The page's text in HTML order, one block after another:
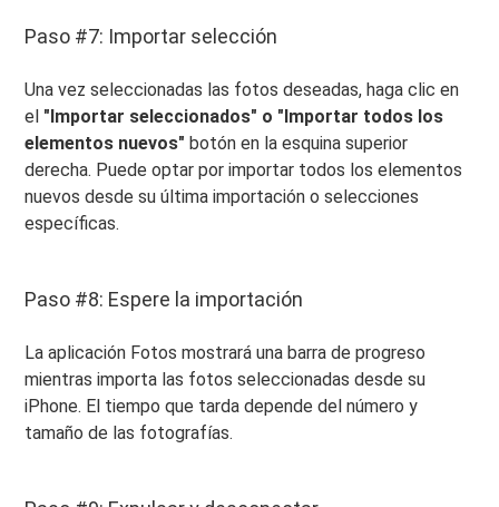
Paso #7: Importar selección
Una vez seleccionadas las fotos deseadas, haga clic en
el "Importar seleccionados" o "Importar todos los
elementos nuevos" botón en la esquina superior
derecha. Puede optar por importar todos los elementos
nuevos desde su última importación o selecciones
específicas.
Paso #8: Espere la importación
La aplicación Fotos mostrará una barra de progreso
mientras importa las fotos seleccionadas desde su
iPhone. El tiempo que tarda depende del número y
tamaño de las fotografías.